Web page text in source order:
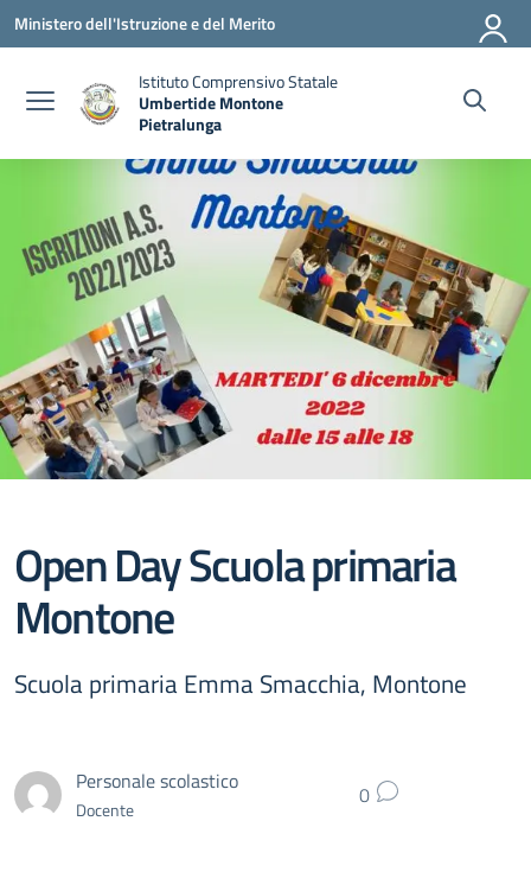
Vai ai contenuti
Vai al menu di navigazione
Vai al footer
Ministero dell'Istruzione e del Merito
Istituto Comprensivo Statale
Umbertide Montone
Pietralunga
Open Day Scuola primaria
Montone
Scuola primaria Emma Smacchia, Montone
Personale scolastico
Docente 0